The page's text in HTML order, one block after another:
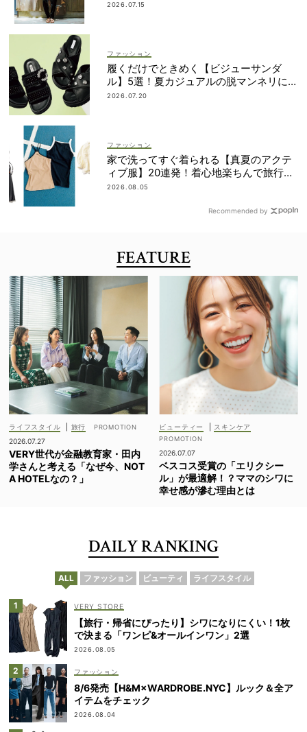
2026.07.15
ファッション
履くだけでときめく【ビジューサンダ
ル】5選！夏カジュアルの脱マンネリに効
果大
2026.07.20
ファッション
家で洗ってすぐ着られる【真夏のアクテ
ィブ服】20連発！着心地楽ちんで旅行・
帰省にも◎
2026.08.05
Recommended by
FEATURE
ライフスタイル
旅行
2026.07.27
VERY世代が金融教育家・田内
学さんと考える「なぜ今、NOT
A HOTELなの？」
ビューティー スキンケア
2026.07.07
ベスコス受賞の「エリクシー
ル」が最適解！？ママのシワに
幸せ感が滲む理由とは
DAILY RANKING
ALL ファッション ビューティ ライフスタイル
VERY STORE
【旅行・帰省にぴったり】シワになりにくい！1枚
で決まる「ワンピ&オールインワン」2選
2026.08.05
ファッション
8/6発売【H&M×WARDROBE.NYC】ルック＆全ア
イテムをチェック
2026.08.04